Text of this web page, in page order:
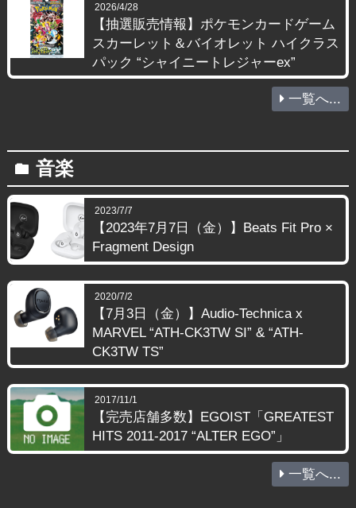
2026/4/28
【抽選販売情報】ポケモンカードゲーム
スカーレット＆バイオレット ハイクラス
パック “シャイニートレジャーex”
一覧へ...
folder 音楽
2023/7/7
【2023年7月7日（金）】Beats Fit Pro ×
Fragment Design
2020/7/2
【7月3日（金）】Audio-Technica x
MARVEL “ATH-CK3TW SI” & “ATH-
CK3TW TS”
2017/11/1
【完売店舗多数】EGOIST「GREATEST
HITS 2011-2017 “ALTER EGO”」
一覧へ...